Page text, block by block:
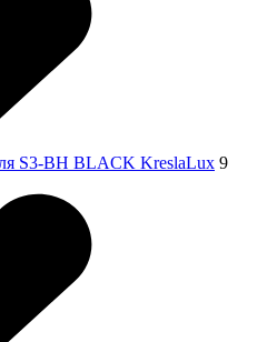
S3-BH BLACK KreslaLux 9